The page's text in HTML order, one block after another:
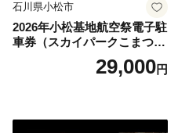
石川県小松市
2026年小松基地航空祭電子駐
車券（スカイパークこまつ
翼） 駐車場 シャトルバスの
りばすぐ 石川県 小松市
29,000円